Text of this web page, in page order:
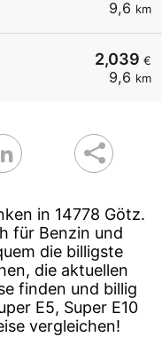
9,6 km
2,039 €
9,6 km
in 14778 Götz.
für Benzin und
die billigste
die aktuellen
finden und billig
E5, Super E10
vergleichen!